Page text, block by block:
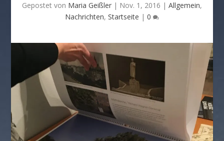
Gepostet von Maria Geißler | Nov. 1, 2016 | Allgemein,
Nachrichten, Startseite | 0